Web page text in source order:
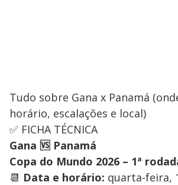
Tudo sobre Gana x Panamá
horário, escalações e local)
✅ FICHA TÉCNICA
Gana 🆚 Panamá
Copa do Mundo 2026 – 1ª
📆 Data e horário: quarta-feira,